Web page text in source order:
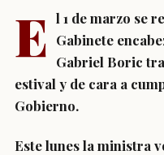
E l 1 de marzo se
Gabinete
Gabriel Boric
estival y de cara a
Gobierno.
Este lunes la ministra